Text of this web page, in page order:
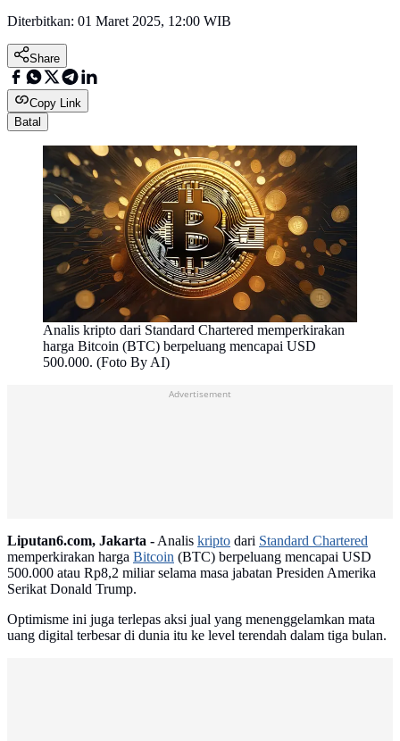
Diterbitkan: 01 Maret 2025, 12:00 WIB
Share
Copy Link
Batal
Analis kripto dari Standard Chartered memperkirakan
harga Bitcoin (BTC) berpeluang mencapai USD
500.000. (Foto By AI)
Advertisement
Liputan6.com, Jakarta -Analis kripto dari Standard Chartered
memperkirakan harga Bitcoin (BTC) berpeluang mencapai USD
500.000 atau Rp8,2 miliar selama masa jabatan Presiden Amerika
Serikat Donald Trump.
Optimisme ini juga terlepas aksi jual yang menenggelamkan mata
uang digital terbesar di dunia itu ke level terendah dalam tiga bulan.